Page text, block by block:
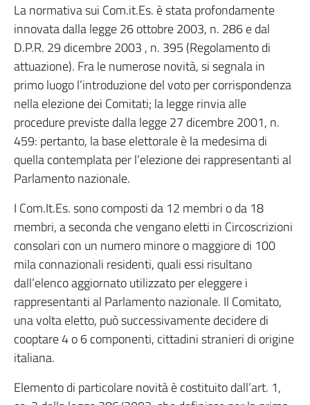
La normativa sui Com.it.Es. è stata profondamente
innovata dalla legge 26 ottobre 2003, n. 286 e dal
D.P.R. 29 dicembre 2003 , n. 395 (Regolamento di
attuazione). Fra le numerose novità, si segnala in
primo luogo l’introduzione del voto per corrispondenza
nella elezione dei Comitati; la legge rinvia alle
procedure previste dalla legge 27 dicembre 2001, n.
459: pertanto, la base elettorale è la medesima di
quella contemplata per l’elezione dei rappresentanti al
Parlamento nazionale.
I Com.It.Es. sono composti da 12 membri o da 18
membri, a seconda che vengano eletti in Circoscrizioni
consolari con un numero minore o maggiore di 100
mila connazionali residenti, quali essi risultano
dall’elenco aggiornato utilizzato per eleggere i
rappresentanti al Parlamento nazionale. Il Comitato,
una volta eletto, può successivamente decidere di
cooptare 4 o 6 componenti, cittadini stranieri di origine
italiana.
Elemento di particolare novità è costituito dall’art. 1,